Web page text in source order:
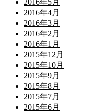
2016年4月
2016年3月
2016年2月
2016年1月
2015年12月
2015年10月
2015年9月
2015年8月
2015年7月
2015年6月